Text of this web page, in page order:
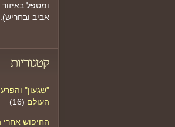
ומטפל
אביב ובחריש).
קטגוריות
"שגעון"
העולם (16)
החיפוש אחרי